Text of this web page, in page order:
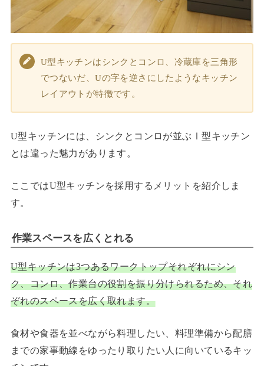
U型キッチンはシンクとコンロ、冷蔵庫を三角形
でつないだ、Uの字を逆さにしたようなキッチン
レイアウトが特徴です。
U型キッチンには、シンクとコンロが並ぶⅠ型キッチン
とは違った魅力があります。
ここではU型キッチンを採用するメリットを紹介しま
す。
作業スペースを広くとれる
U型キッチンは3つあるワークトップそれぞれにシン
ク、コンロ、作業台の役割を振り分けられるため、それ
ぞれのスペースを広く取れます。
食材や食器を並べながら料理したい、料理準備から配膳
までの家事動線をゆったり取りたい人に向いているキッ